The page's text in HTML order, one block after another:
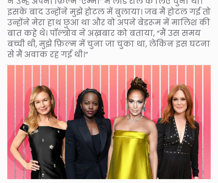
इसके बाद उन्होंने मुझे होटल में बुलाया। जब मैं होटल गई तो
उन्होंने मेरा हाथ छुआ था और वो अपने बेडरूम में मालिश की
बात कहे थे। पॉल्त्रोव ने अख़बार को बताया, “मैं उस समय
बच्ची थी, मुझे फ़िल्म में चुना जा चुका था, लेकिन इस घटना
से मैं अवाक रह गई थी।”